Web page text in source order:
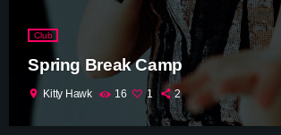
Club
Spring Break Camp
location_on Kitty Hawk 16 1 2